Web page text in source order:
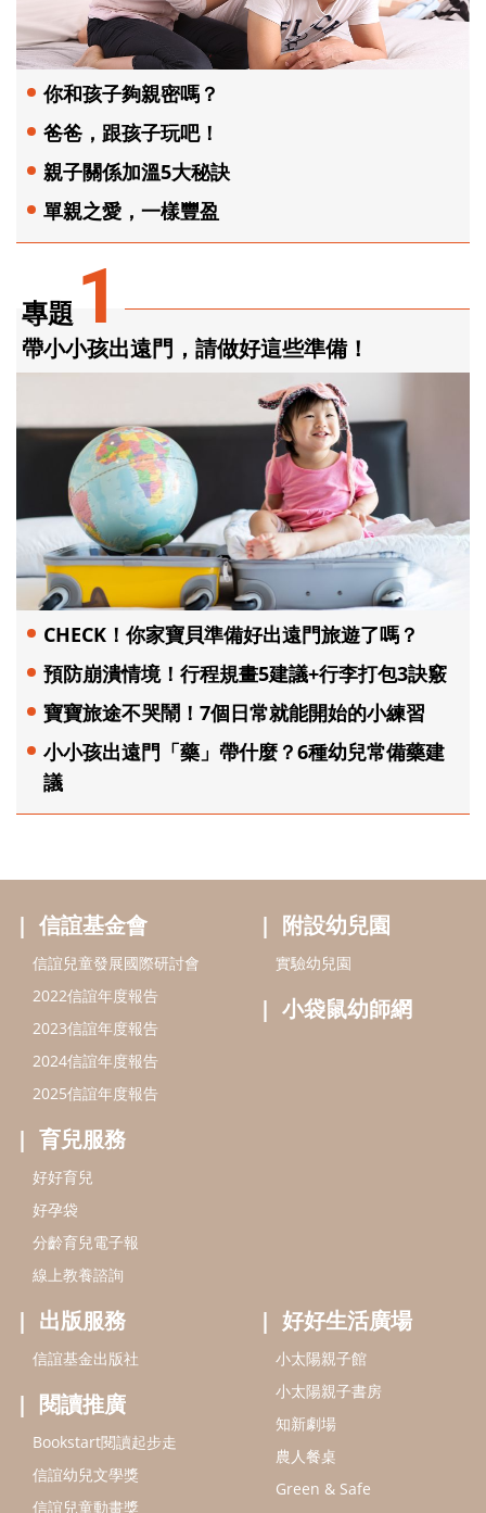
專題 1
帶小小孩出遠門，請做好這些準備！
CHECK！你家寶貝準備好出遠門旅遊了嗎？
預防崩潰情境！行程規畫5建議+行李打包3訣竅
寶寶旅途不哭鬧！7個日常就能開始的小練習
小小孩出遠門「藥」帶什麼？6種幼兒常備藥建
議
你和孩子夠親密嗎？
爸爸，跟孩子玩吧！
親子關係加溫5大秘訣
單親之愛，一樣豐盈
信誼基金會
信誼兒童發展國際研討會
2022信誼年度報告
2023信誼年度報告
2024信誼年度報告
2025信誼年度報告
育兒服務
好好育兒
好孕袋
分齡育兒電子報
線上教養諮詢
附設幼兒園
實驗幼兒園
小袋鼠幼師網
出版服務
信誼基金出版社
閱讀推廣
Bookstart閱讀起步走
信誼幼兒文學獎
信誼兒童動畫獎
好好生活廣場
小太陽親子館
小太陽親子書房
知新劇場
農人餐桌
Green & Safe